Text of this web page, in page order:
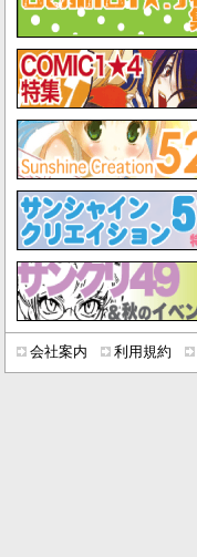
会社案内 利用規約